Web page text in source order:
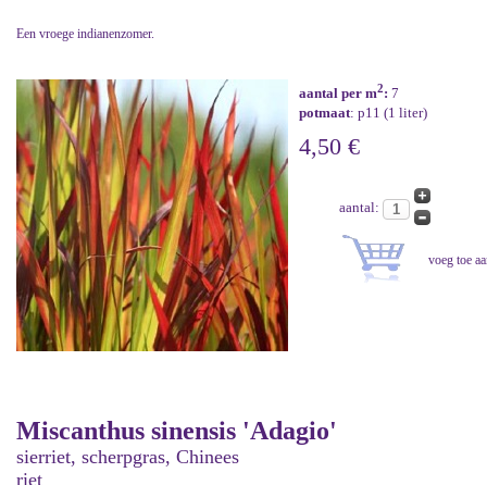
Een vroege indianenzomer.
aantal per m2: 7
potmaat: p11 (1 liter)
4,50 €
aantal:
Miscanthus sinensis 'Adagio'
sierriet, scherpgras, Chinees
riet